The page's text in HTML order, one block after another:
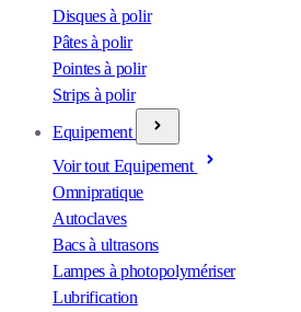
Disques à polir
Pâtes à polir
Pointes à polir
Strips à polir
Equipement
Voir tout Equipement
Omnipratique
Autoclaves
Bacs à ultrasons
Lampes à photopolymériser
Lubrification